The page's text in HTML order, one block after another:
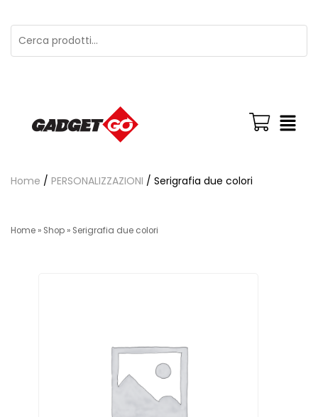
Home / PERSONALIZZAZIONI / Serigrafia due colori
Home » Shop » Serigrafia due colori